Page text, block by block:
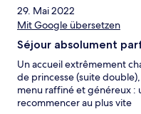
29. Mai 2022
Mit Google übersetzen
Séjour absolument
Un accueil extrêmement
de princesse (suite
menu raffiné et généreux :
recommencer au plus vite